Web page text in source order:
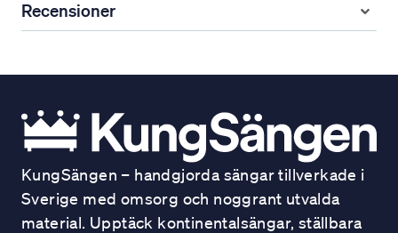
Recensioner
KungSängen – handgjorda sängar tillverkade i
Sverige med omsorg och noggrant utvalda
material. Upptäck kontinentalsängar, ställbara